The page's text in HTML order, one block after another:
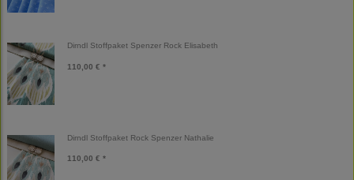
Dirndl Stoffpaket Spenzer Rock Elisabeth
110,00 € *
Dirndl Stoffpaket Rock Spenzer Nathalie
110,00 € *